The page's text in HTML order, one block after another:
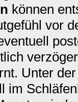
können
vor
Unter
im